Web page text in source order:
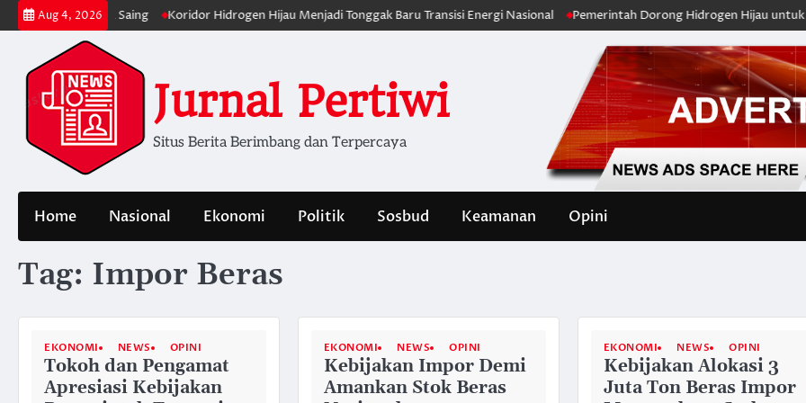
Skip
to
content
Aug 4, 2026
Berdaya Saing Koridor Hidrogen Hijau Menjadi Tonggak Baru Transisi Energi Nasional Pemerintah Dorong Hidrogen Hijau untuk
Jurnal Pertiwi
Situs Berita Berimbang dan Terpercaya
Home Nasional Ekonomi Politik Sosbud Keamanan Opini
Tag: Impor Beras
EKONOMI NEWS OPINI
Tokoh dan Pengamat
Apresiasi Kebijakan
EKONOMI NEWS OPINI
Kebijakan Impor Demi
Amankan Stok Beras
EKONOMI NEWS OPINI
Kebijakan Alokasi 3
Juta Ton Beras Impor